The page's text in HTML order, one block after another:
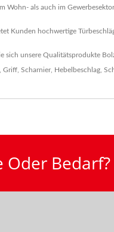
Wohn- als auch im
Kunden hochwertige
sich unsere Qualitätsprodukte
Griff Scharnier, Hebelbeschlag
Oder Bedarf?